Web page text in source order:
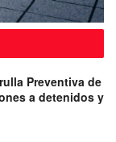
Preventiva de
a detenidos y